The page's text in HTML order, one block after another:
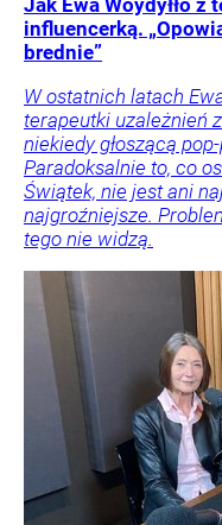
Jak Ewa Woydyłło z
influencerką.
brednie”
W ostatnich latach
terapeutki uzależnień
niekiedy głoszącą
Paradoksalnie to, co
Świątek, nie jest ani
najgroźniejsze.
tego nie widzą.